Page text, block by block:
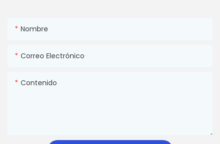
Nombre
Correo Electrónico
Contenido